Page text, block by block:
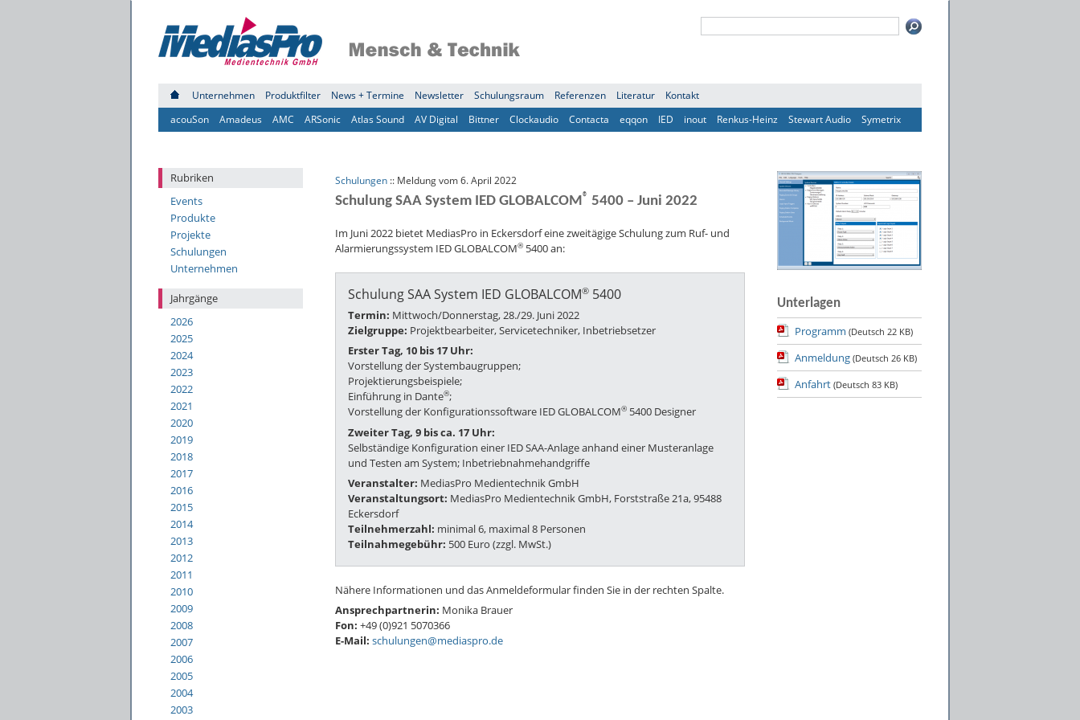
Unternehmen Produktfilter News + Termine Newsletter Schulungsraum Referenzen Literatur
Kontakt
acouSon
Amadeus AMC ARSonic Atlas Sound AV Digital Bittner Clockaudio Contacta eqqon IED inout Renkus-Heinz Stewart Audio Symetrix
Rubriken
Events
Produkte
Projekte
Schulungen
Unternehmen
Jahrgänge
2026
2025
2024
2023
2022
2021
2020
2019
2018
2017
2016
2015
2014
2013
2012
2011
2010
2009
2008
2007
2006
2005
2004
2003
Schulungen :: Meldung vom 6. April 2022
Schulung SAA System IED GLOBALCOM® 5400 – Juni 2022
Im Juni 2022 bietet MediasPro in Eckersdorf eine zweitägige Schulung zum Ruf- und
Alarmierungssystem IED GLOBALCOM® 5400 an:
Schulung SAA System IED GLOBALCOM® 5400
Termin: Mittwoch/Donnerstag, 28./29. Juni 2022
Zielgruppe: Projektbearbeiter, Servicetechniker, Inbetriebsetzer
Erster Tag, 10 bis 17 Uhr:
Vorstellung der Systembaugruppen;
Projektierungsbeispiele;
Einführung in Dante®;
Vorstellung der Konfigurationssoftware IED GLOBALCOM® 5400 Designer
Zweiter Tag, 9 bis ca. 17 Uhr:
Selbständige Konfiguration einer IED SAA-Anlage anhand einer Musteranlage
und Testen am System; Inbetriebnahmehandgriffe
Veranstalter: MediasPro Medientechnik GmbH
Veranstaltungsort: MediasPro Medientechnik GmbH, Forststraße 21a, 95488
Eckersdorf
Teilnehmerzahl: minimal 6, maximal 8 Personen
Teilnahmegebühr: 500 Euro (zzgl. MwSt.)
Nähere Informationen und das Anmeldeformular finden Sie in der rechten Spalte.
Ansprechpartnerin: Monika Brauer
Fon: +49 (0)921 5070366
E-Mail: schulungen@mediaspro.de
Unterlagen
Programm (Deutsch 22 KB)
Anmeldung (Deutsch 26 KB)
Anfahrt (Deutsch 83 KB)